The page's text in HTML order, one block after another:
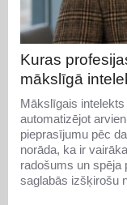
Kuras
mākslīgā
Mākslīgais
automatizējot
pieprasījumu pēc
norāda, ka ir
radošums un spēja
saglabās izšķirošu